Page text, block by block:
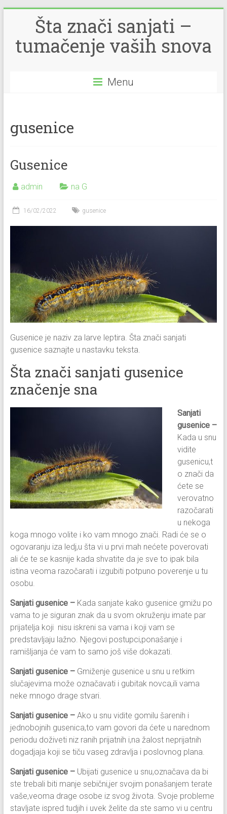
Šta znači sanjati –
tumačenje vaših snova
Menu
gusenice
Gusenice
admin na G
16/02/2022 gusenice
Gusenice je naziv za larve leptira. Šta znači sanjati
gusenice saznajte u nastavku teksta.
Šta znači sanjati gusenice
značenje sna
Sanjati
gusenice –
Kada u snu
vidite
gusenicu,t
o znači da
ćete se
verovatno
razočarati
u nekoga
koga mnogo volite i ko vam mnogo znači. Radi će se o
ogovaranju iza ledj,u šta vi u prvi mah nećete poverovati
ali će te se kasnije kada shvatite da je sve to ipak bila
istina veoma razočarati i izgubiti potpuno poverenje u tu
osobu.
Sanjati gusenice –Kada sanjate kako gusenice gmižu po
vama to je siguran znak da u svom okruženju imate par
prijatelja koji nisu iskreni sa vama i koji vam se
predstavljaju lažno. Njegovi postupci,ponašanje i
ramišljanja će vam to samo još više dokazati.
Sanjati gusenice –Gmiženje gusenice u snu u retkim
slučajevima može označavati i gubitak novca,ili vama
neke mnogo drage stvari.
Sanjati gusenice –Ako u snu vidite gomilu šarenih i
jednobojnih gusenica,to vam govori da ćete u narednom
periodu doživeti niz ranih prijatnih i,na žalost neprijatnih
dogadjaja koji se tiču vaseg zdravlja i poslovnog plana.
Sanjati gusenice –Ubijati gusenice u snu,označava da bi
ste trebali biti manje sebični,jer svojim ponašanjem terate
vaše,veoma drage osobe iz svog života. Svoje probleme
stavljate ispred tudjih i uvek želite da ste samo vi u centru